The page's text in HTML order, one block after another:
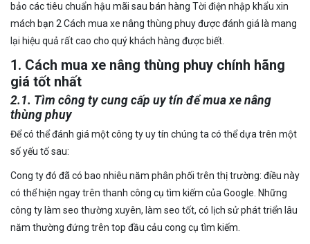
bảo các tiêu chuẩn hậu mãi sau bán hàng Tời điện nhập khẩu xin
mách bạn 2 Cách mua xe nâng thùng phuy được đánh giá là mang
lại hiệu quả rất cao cho quý khách hàng được biết.
1. Cách mua xe nâng thùng phuy chính hãng
giá tốt nhất
2.1. Tìm công ty cung cấp uy tín để mua xe nâng
thùng phuy
Để có thể đánh giá một công ty uy tín chúng ta có thể dựa trên một
số yếu tố sau:
Cong ty đó đã có bao nhiêu năm phân phối trên thị trường: điều này
có thể hiện ngay trên thanh công cụ tìm kiếm của Google. Những
công ty làm seo thường xuyên, làm seo tốt, có lịch sử phát triển lâu
năm thường đứng trên top đầu cảu cong cụ tìm kiếm.